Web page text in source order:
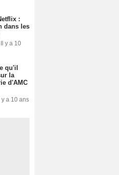
:
dans les
Il y a 10
qu'il
la
d'AMC
Il y a 10 ans